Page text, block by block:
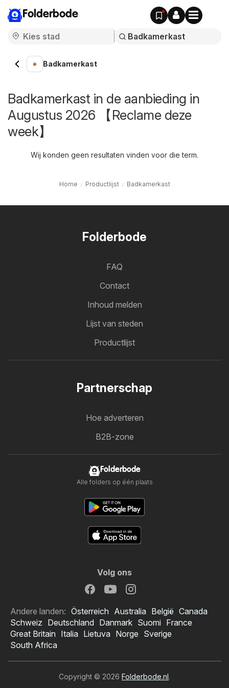
Folderbode
Badkamerkast
Badkamerkast in de aanbieding in
Augustus 2026 【Reclame deze
week】
Wij konden geen resultaten vinden voor die term.
Home Productlijst Badkamerkast
Folderbode
FAQ
Contact
Inhoud melden
Lijst van steden
Productlijst
Partnerschap
Hoe adverteren
B2B-zone
Folderbode
Alle folders op één plaats
Volg ons
Andere landen: Österreich Australia België Canada
Schweiz Deutschland Danmark Suomi France
Great Britain Italia Lietuva Norge Sverige
South Africa
Copyright © 2026 Folderbode.nl.